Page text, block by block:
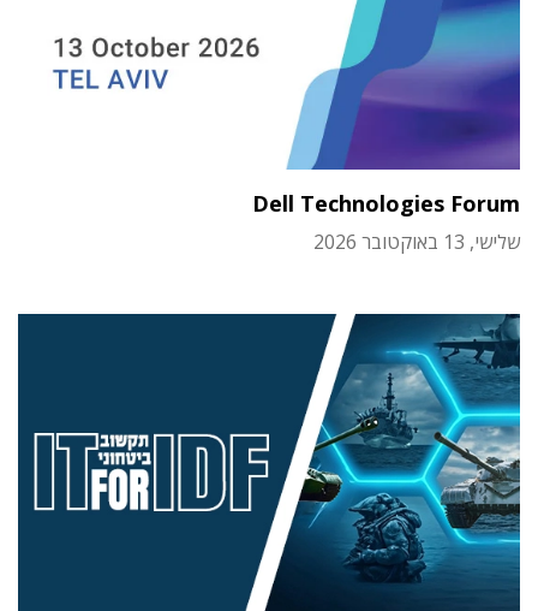
Dell Technologies Forum
שלישי, 13 באוקטובר 2026